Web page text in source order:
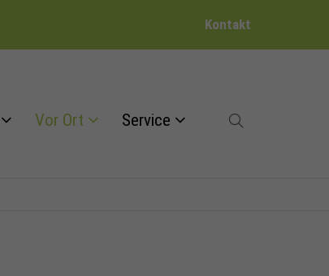
Kontakt
Vor Ort Service